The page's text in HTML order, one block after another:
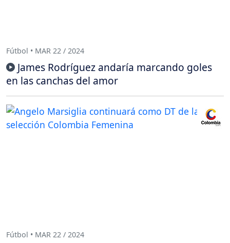
Fútbol • MAR 22 / 2024
James Rodríguez andaría marcando goles
en las canchas del amor
Fútbol • MAR 22 / 2024